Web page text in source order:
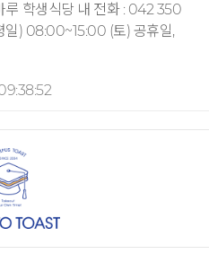
루 학생식당 내 전화 : 042 350
) 08:00~15:00 (토) 공휴일,